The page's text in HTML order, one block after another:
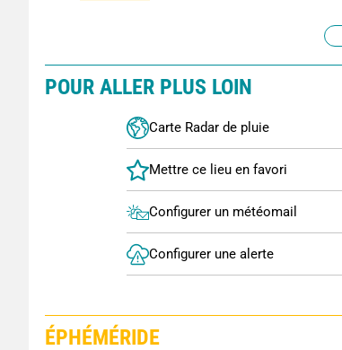
POUR ALLER PLUS LOIN
Carte Radar de pluie
Configurer un météomail
Configurer une alerte
ÉPHÉMÉRIDE